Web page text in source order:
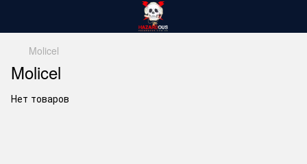
Molicel
Molicel
Нет товаров